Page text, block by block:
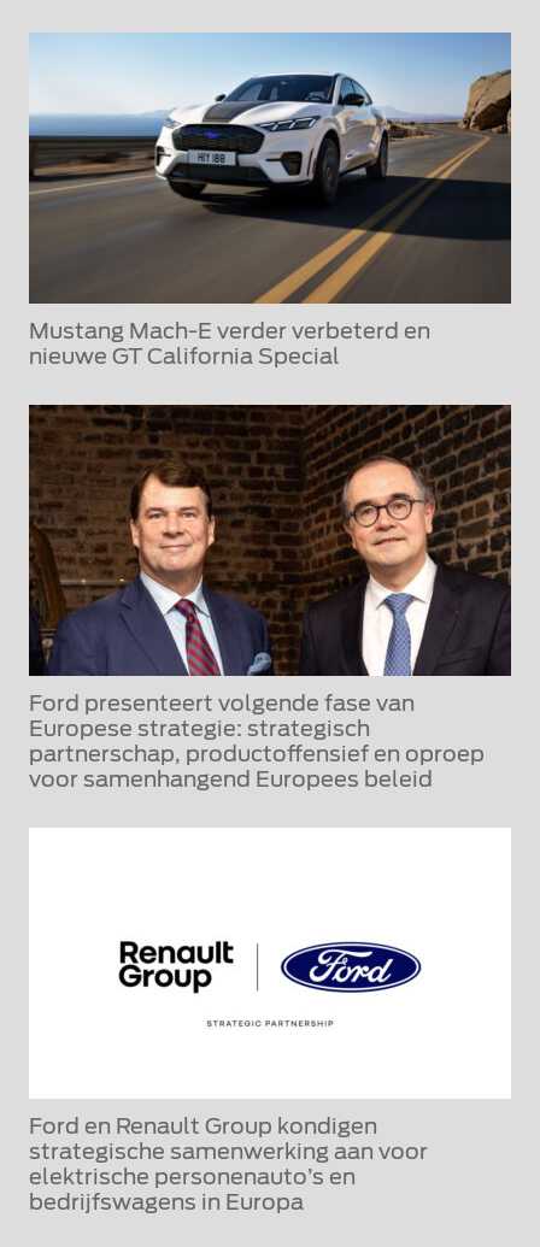
Mustang Mach-E verder verbeterd en
nieuwe GT California Special
Ford presenteert volgende fase van
Europese strategie: strategisch
partnerschap, productoffensief en oproep
voor samenhangend Europees beleid
Ford en Renault Group kondigen
strategische samenwerking aan voor
elektrische personenauto’s en
bedrijfswagens in Europa